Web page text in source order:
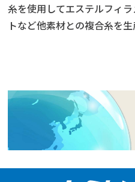
糸を使用してエステルフィ
トなど他素材との複合糸を生